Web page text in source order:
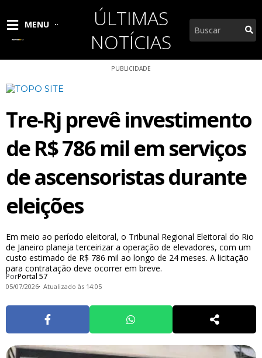
MENU
ÚLTIMAS
NOTÍCIAS
Pesquisar
PUBLICIDADE
Tre-Rj prevê investimento
de R$ 786 mil em serviços
de ascensoristas durante
eleições
Em meio ao período eleitoral, o Tribunal Regional Eleitoral do Rio
de Janeiro planeja terceirizar a operação de elevadores, com um
custo estimado de R$ 786 mil ao longo de 24 meses. A licitação
para contratação deve ocorrer em breve.
PorPortal 57
05/07/2026 Atualizado às 14:05